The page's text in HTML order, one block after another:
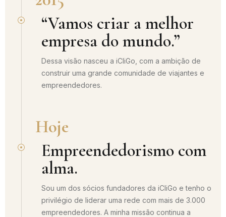
“Vamos criar a melhor
empresa do mundo.”
Dessa visão nasceu a iCliGo, com a ambição de
construir uma grande comunidade de viajantes e
empreendedores.
Hoje
Empreendedorismo com
alma.
Sou um dos sócios fundadores da iCliGo e tenho o
privilégio de liderar uma rede com mais de 3.000
empreendedores. A minha missão continua a